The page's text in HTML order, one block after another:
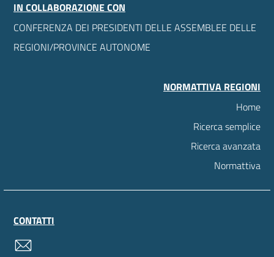
IN COLLABORAZIONE CON
CONFERENZA DEI PRESIDENTI DELLE ASSEMBLEE DELLE
REGIONI/PROVINCE AUTONOME
NORMATTIVA REGIONI
Home
Ricerca semplice
Ricerca avanzata
Normattiva
CONTATTI